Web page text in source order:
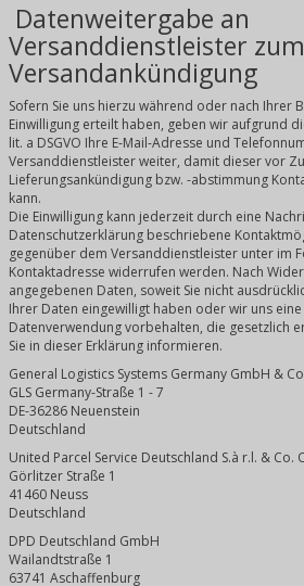
Datenweitergabe an
Versanddienstleister
Versandankündigung
Sofern Sie uns hierzu während oder nach Ihrer
Einwilligung erteilt haben, geben wir aufgrund
lit. a DSGVO Ihre E-Mail-Adresse und
Versanddienstleister weiter, damit dieser vor
Lieferungsankündigung bzw. -abstimmung
kann.
Die Einwilligung kann jederzeit durch eine
Datenschutzerklärung beschriebene
gegenüber dem Versanddienstleister unter im
Kontaktadresse widerrufen werden. Nach
angegebenen Daten, soweit Sie nicht
Ihrer Daten eingewilligt haben oder wir uns
Datenverwendung vorbehalten, die gesetzlich
Sie in dieser Erklärung informieren.
General Logistics Systems Germany GmbH &
GLS Germany-Straße 1 - 7
DE-36286 Neuenstein
Deutschland
United Parcel Service Deutschland S.à r.l. & Co.
Görlitzer Straße 1
41460 Neuss
Deutschland
DPD Deutschland GmbH
Wailandtstraße 1
63741 Aschaffenburg